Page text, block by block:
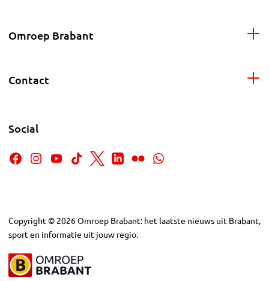
Omroep Brabant
Contact
Social
Copyright © 2026Omroep Brabant: het laatste nieuws uit Brabant,
sport en informatie uit jouw regio.